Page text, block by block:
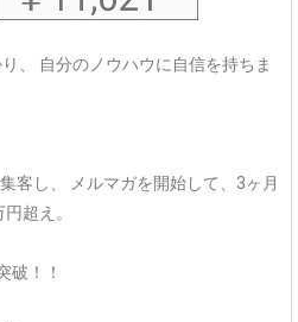
、
自分のノウハウに自信を持ちま
客し、
メルマガを開始して、3ヶ月
超え。
破！！